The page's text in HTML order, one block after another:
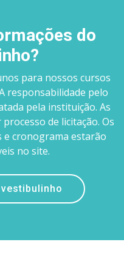
do
para nossos cursos
responsabilidade pelo
pela instituição. As
de licitação. Os
e cronograma estarão
no site.